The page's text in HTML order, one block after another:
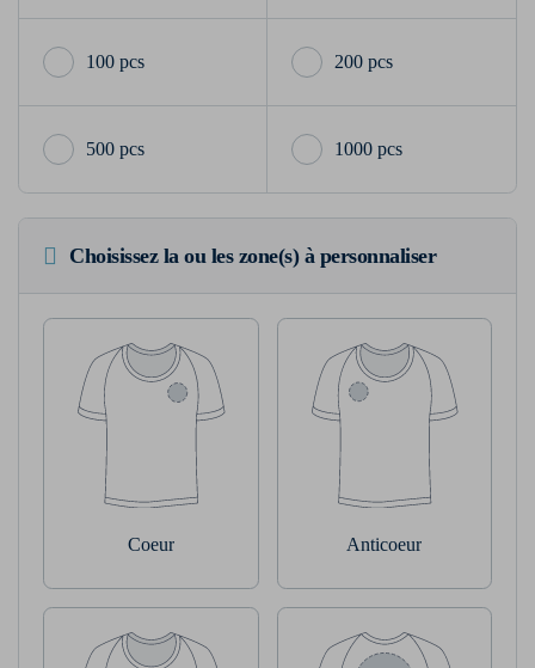
100 pcs 200 pcs
500 pcs 1000 pcs
Choisissez la ou les zone(s) à personnaliser
Coeur Anticoeur